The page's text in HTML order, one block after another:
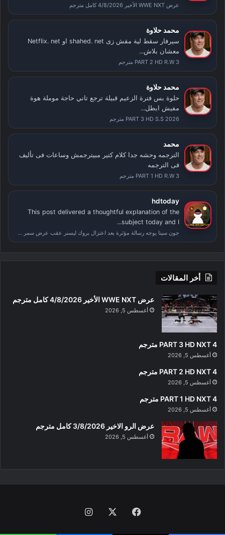
عرض WWE NXT الأخير 4/8/2026 كامل مترجم
محمد حلاوة
سيرفار سقط لية مقش زى shahed. net او Netflix. net
معشان بلاش...
PART 2 HD R.W 3 مترجم
محمد حلاوة
حلوة بس فترة الزعيم قبيلة ترجع تاني حاجة موملة هوة
مفيش ابطل...
PART 3 HD S.S 2026 مترجم
محمد
الترجمه وحشه جدا كلام كتير مبيترجمش وساعات فى تأليف
فى الترجمه
PART 1 HD R.W 3 مترجم
hdtoday
This post delivered a thoughtful explanation of the
subject today and I...
جون سينا يوجه رسالة مؤثرة بعد اعتزال بروك ليسنر عقب عرض سمر سلام
أخر المقالات
عرض WWE NXT الأخير 4/8/2026 كامل مترجم
أغسطس 5, 2026
PART 3 HD NXT 4 مترجم
أغسطس 5, 2026
PART 2 HD NXT 4 مترجم
أغسطس 5, 2026
PART 1 HD NXT 4 مترجم
أغسطس 5, 2026
عرض الرو الاخير 3/8/2026 كامل مترجم
أغسطس 5, 2026
فيسبوك